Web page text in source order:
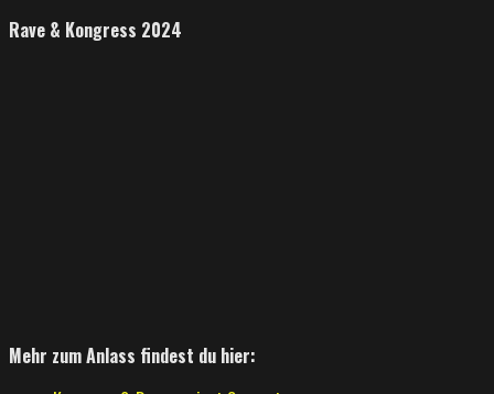
Rave & Kongress 2024
Mehr zum Anlass findest du hier: